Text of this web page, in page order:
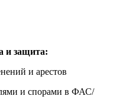
и защита:
и арестов
и спорами в ФАС/